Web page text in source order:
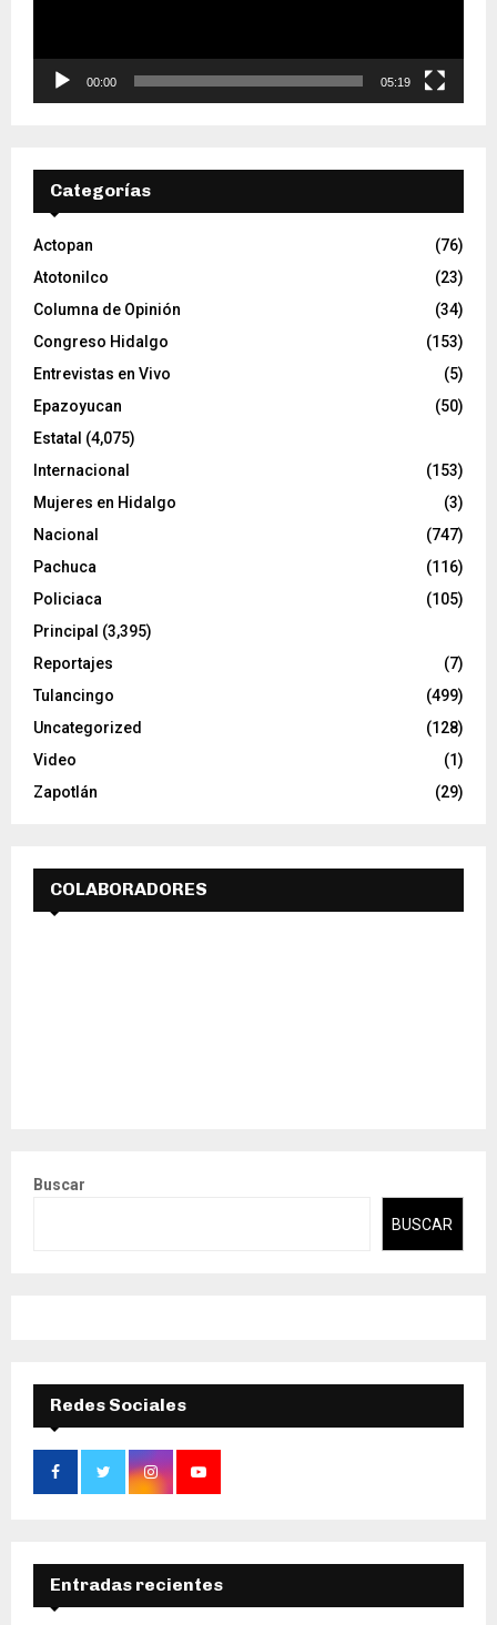
t
r
v
e
o
00:00 05:19
Categorías
Actopan
(76)
Atotonilco
(23)
Columna de Opinión
(34)
Congreso Hidalgo
(153)
Entrevistas en Vivo
(5)
Epazoyucan
(50)
Estatal (4,075)
Internacional
(153)
Mujeres en Hidalgo
(3)
Nacional
(747)
Pachuca
(116)
Policiaca
(105)
Principal (3,395)
Reportajes
(7)
Tulancingo
(499)
Uncategorized
(128)
Video
(1)
Zapotlán
(29)
COLABORADORES
Buscar
BUSCAR
Redes Sociales
Entradas recientes